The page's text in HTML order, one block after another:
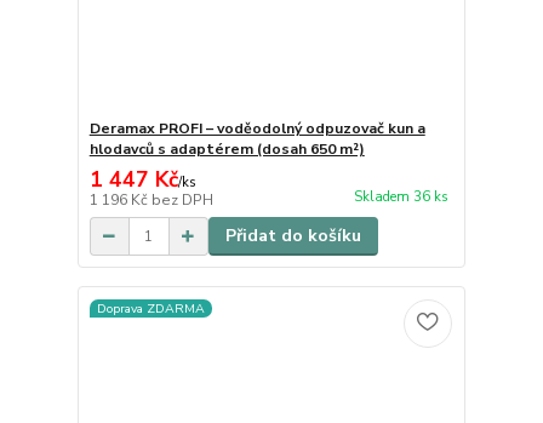
Deramax PROFI – voděodolný odpuzovač kun a
hlodavců s adaptérem (dosah 650 m²)
1 447 Kč/ks
1 196 Kč bez DPH Skladem 36 ks
Přidat do košíku
Doprava ZDARMA